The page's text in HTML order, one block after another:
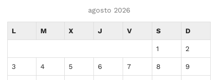
agosto 2026
L M X J V S D
1 2
3 4 5 6 7 8 9